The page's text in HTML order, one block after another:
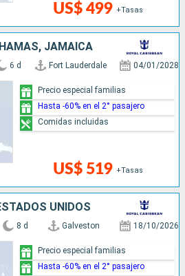
US$ 499 +Tasas
JAMAICA
6 d Fort Lauderdale 04/01/2028
US$ 519 +Tasas
Precio especial familias
Hasta -60% en el 2° pasajero
Comidas incluidas
UNIDOS
8 d Galveston 18/10/2026
Precio especial familias
Hasta -60% en el 2° pasajero